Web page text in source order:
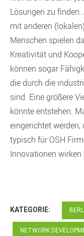
Lösungen zu
mit anderen
Menschen spielen
Kreativität und
können sogar
die durch die
sind. Eine größere
könnte entstehen.
eingerichtet
typisch für OSH
Innovationen wirken
KATEGORIE:
NETWORK